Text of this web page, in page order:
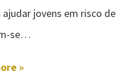
ajudar jovens em risco
se…
»